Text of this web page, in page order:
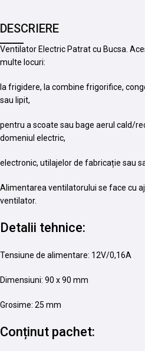
DESCRIERE
Ventilator Electric Patrat cu Bucsa.
multe locuri:
la frigidere, la combine frigorifice,
sau lipit,
pentru a scoate sau bage aerul cald/
domeniul electric,
electronic, utilajelor de fabricație sau
Alimentarea ventilatorului se face cu
ventilator.
Detalii tehnice:
Tensiune de alimentare: 12V/0,16A
Dimensiuni: 90 x 90 mm
Grosime: 25 mm
Conținut pachet: